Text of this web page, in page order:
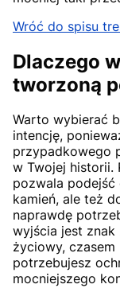
Wróć do spisu
Dlaczego
tworzoną
Warto wybierać
intencję,
przypadkowego
w Twojej historii.
pozwala podejść
kamień, ale też
naprawdę
wyjścia jest znak
życiowy,
potrzebujesz
mocniejszego